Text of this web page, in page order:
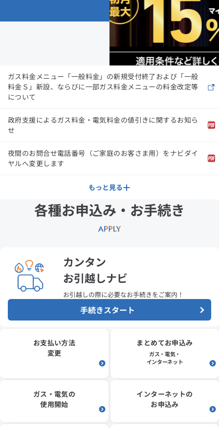
ガス料金メニュー「一般料金」の新規受付終了および「一般
料金Ｓ」新設、ならびに一部ガス料金メニューの料金改定等
について
政府支援によるガス料金・電気料金の値引きに関するお知ら
せ
夜間のお問合せ電話番号（ご家庭のお客さま用）をナビダイ
ヤルへ変更します
口座振替済領収証の廃止について
ガス料金などの郵送払込書（特定払込票）を「封書」から
「ハガキ」に変更します。
ガス会社と偽って、ガス料金や点検代金の搾取や強盗等の悪
質な事件が発生しています。
料金お支払い窓口の縮小についてのお知らせ
もっと見る
各種お申込み・お手続き
カンタン
お引越しナビ
お引越しの際に必要なお手続きをご案内！
手続きスタート
お支払い方法
変更
まとめてお申込み
ガス・電気・
インターネット
ガス・電気の
使用開始
インターネットの
お申込み